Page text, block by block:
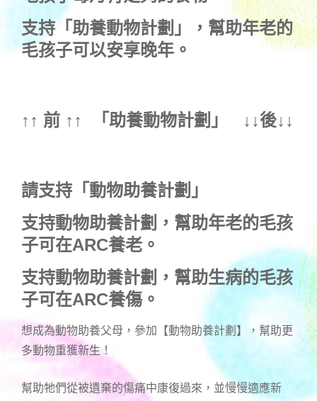
支持「助養動物計劃」
，幫助年老的
毛孩子可以安享晚年。
↑↑ 前 ↑↑ 「助養動物計劃 」 ↓↓後↓↓
請支持「動物助養計劃」
支持動物助養計劃，幫助年老的毛孩
子可在ARC養老。
支持動物助養計劃，幫助生病的毛孩
子可在ARC養傷。
想成為動物助養父母，參加【動物助養計劃】，幫助更
多動物重獲新生！
幫助牠們從被遺棄的傷痛中康復過來，並慢慢適應新